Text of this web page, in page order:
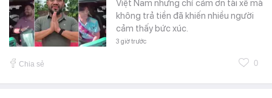
Việt Nam nhưng chỉ cảm ơn tài xế mà
không trả tiền đã khiến nhiều người
cảm thấy bức xúc.
3 giờ trước
Chia sẻ 0